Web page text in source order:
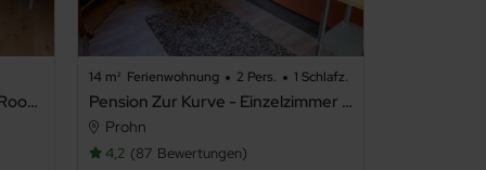
Schloss Hohendorf - Schloss Roof Top Suite 22
14 m² Ferienwohnung 2 Pers. 1 Schlafz.
Pension Zur Kurve - Einzelzimmer (20)
Prohn
4,2 87 Bewertungen